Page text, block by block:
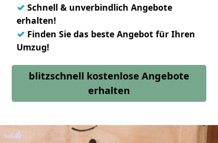
✓ Schnell & unverbindlich Angebote
erhalten!
✓ Finden Sie das beste Angebot für Ihren
Umzug!
blitzschnell kostenlose Angebote
erhalten